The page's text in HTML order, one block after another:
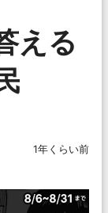
える
1年くらい前